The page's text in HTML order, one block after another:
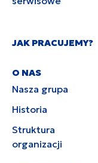
JAK PRACUJEMY?
O NAS
Nasza grupa
Historia
Struktura
organizacji